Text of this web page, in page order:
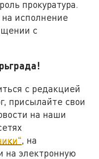
прокуратура.
исполнение
с
с редакцией
присылайте свои
на наши
, на
на электронную